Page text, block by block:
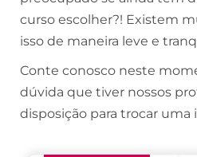
curso escolher?! Existem
isso de maneira leve e
Conte conosco neste
dúvida que tiver nossos
disposição para trocar uma